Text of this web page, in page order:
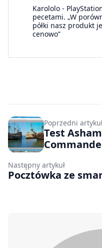
Karololo -
pecetami. „W
półki nasz produkt
cenowo”
Poprzedni
Test
Następny artykuł
Pocztówka ze